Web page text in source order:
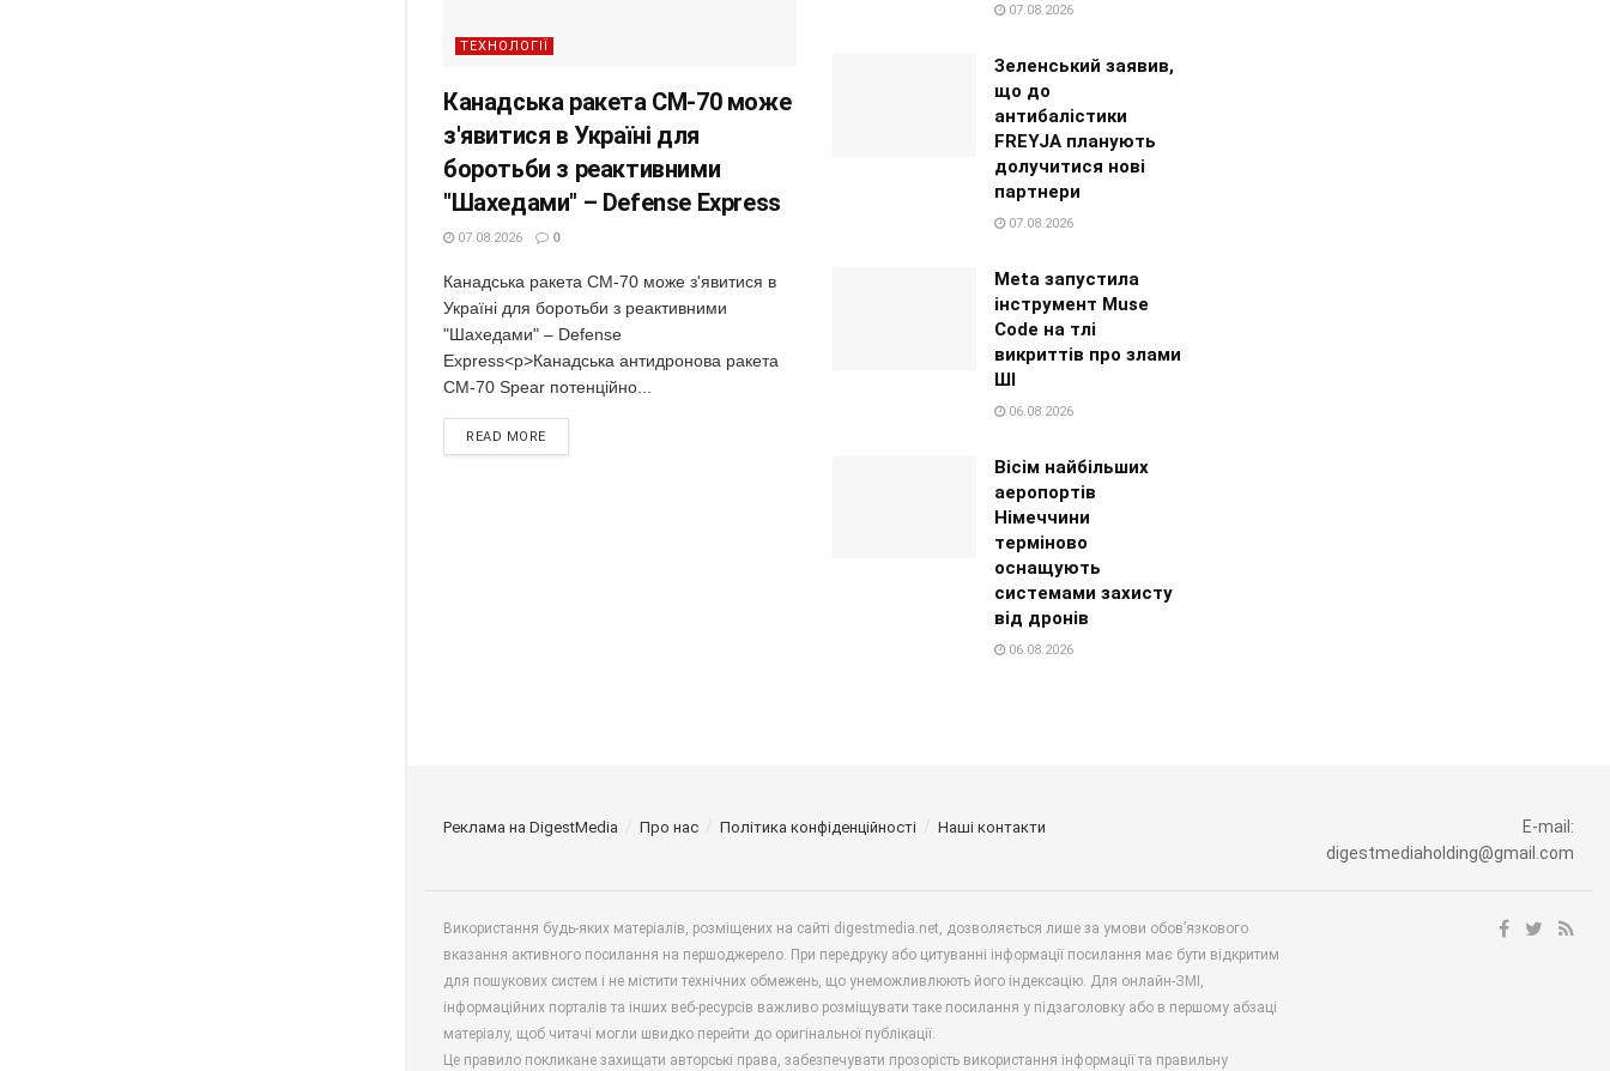
ТЕХНОЛОГІЇ
Канадська ракета CM-70 може
з'явитися в Україні для
боротьби з реактивними
"Шахедами" – Defense Express
07.08.2026 0
Канадська ракета CM-70 може з'явитися в
Україні для боротьби з реактивними
"Шахедами" – Defense
Express<p>Канадська антидронова ракета
CM-70 Spear потенційно...
READ MORE
07.08.2026
Зеленський заявив,
що до
антибалістики
FREYJA планують
долучитися нові
партнери
07.08.2026
Meta запустила
інструмент Muse
Code на тлі
викриттів про злами
ШІ
06.08.2026
Вісім найбільших
аеропортів
Німеччини
терміново
оснащують
системами захисту
від дронів
06.08.2026
Реклама на DigestMedia Про нас Політика конфіденційності Наші контакти
E-mail:
digestmediaholding@gmail.com
Використання будь-яких матеріалів, розміщених на сайті digestmedia.net, дозволяється лише за умови обов’язкового
вказання активного посилання на першоджерело. При передруку або цитуванні інформації посилання має бути відкритим
для пошукових систем і не містити технічних обмежень, що унеможливлюють його індексацію. Для онлайн-ЗМІ,
інформаційних порталів та інших веб-ресурсів важливо розміщувати таке посилання у підзаголовку або в першому абзаці
матеріалу, щоб читачі могли швидко перейти до оригінальної публікації.
Це правило покликане захищати авторські права, забезпечувати прозорість використання інформації та правильну